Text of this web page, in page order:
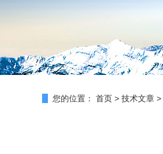
您的位置： 首页 > 技术文章 >